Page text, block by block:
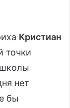
Кристиан
точки
нет
бы